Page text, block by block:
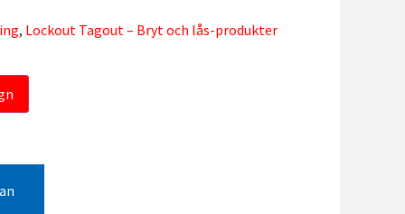
, Lockout Tagout – Bryt och lås-produkter